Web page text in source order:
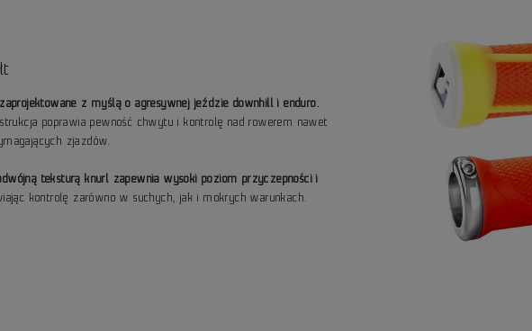
zaprojektowane z myślą o agresywnej jeździe downhill i enduro.
poprawia pewność chwytu i kontrolę nad rowerem nawet
zjazdów.
teksturą knurl zapewnia wysoki poziom przyczepności i
kontrolę zarówno w suchych, jak i mokrych warunkach.